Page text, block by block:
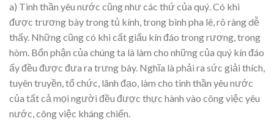
a) Tinh thần yêu nước cũng như các thứ của quý. Có khi
được trương bày trong tủ kính, trong bình pha lê, rõ ràng dễ
thấy. Những cũng có khi cất giấu kín đáo trong rương, trong
hòm. Bổn phận của chúng ta là làm cho những của quý kín đáo
ấy đều được đưa ra trưng bày. Nghĩa là phải ra sức giải thích,
tuyên truyền, tổ chức, lãnh đạo, làm cho tinh thần yêu nước
của tất cả mọi người đều được thực hành vào công việc yêu
nước, công việc kháng chiến.